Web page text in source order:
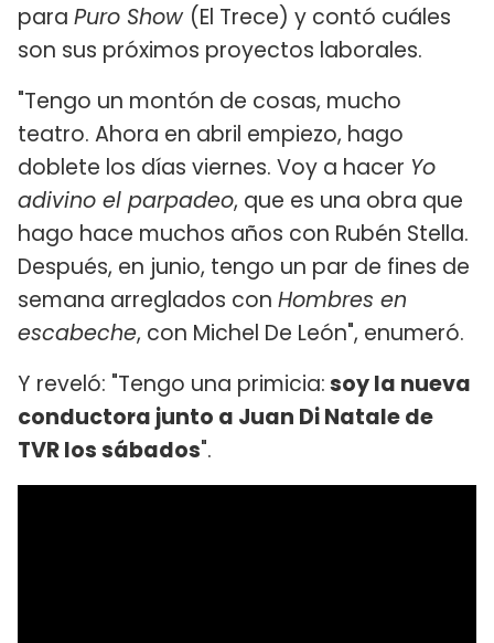
para Puro Show (El Trece) y contó cuáles
son sus próximos proyectos laborales.
"Tengo un montón de cosas, mucho
teatro. Ahora en abril empiezo, hago
doblete los días viernes. Voy a hacer Yo
adivino el parpadeo, que es una obra que
hago hace muchos años con Rubén Stella.
Después, en junio, tengo un par de fines de
semana arreglados con Hombres en
escabeche, con Michel De León", enumeró.
Y reveló: "Tengo una primicia:soy la nueva
conductora junto a Juan Di Natale de
TVR los sábados".